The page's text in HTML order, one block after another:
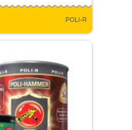
POLI-R